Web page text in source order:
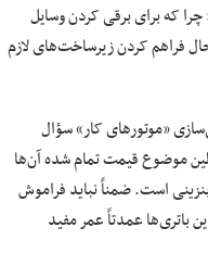
که برای برقی کردن وسایل
فراهم کردن زیرساخت‌های لازم
«موتور‌های کار» سؤال
موضوع قیمت تمام شده آن‌ها
۲. ۵ برابر قیمت یک معادل بنزینی است. ضمناً نباید فراموش
تمام شده است. این باتری‌ها عمدتاً عمر مفید